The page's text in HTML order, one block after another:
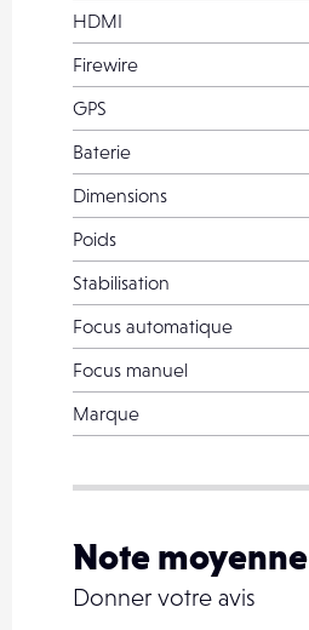
HDMI
Firewire
GPS
Baterie
Dimensions
Poids
Stabilisation
Focus automatique
Focus manuel
Marque
Note moyenne
Donner votre avis